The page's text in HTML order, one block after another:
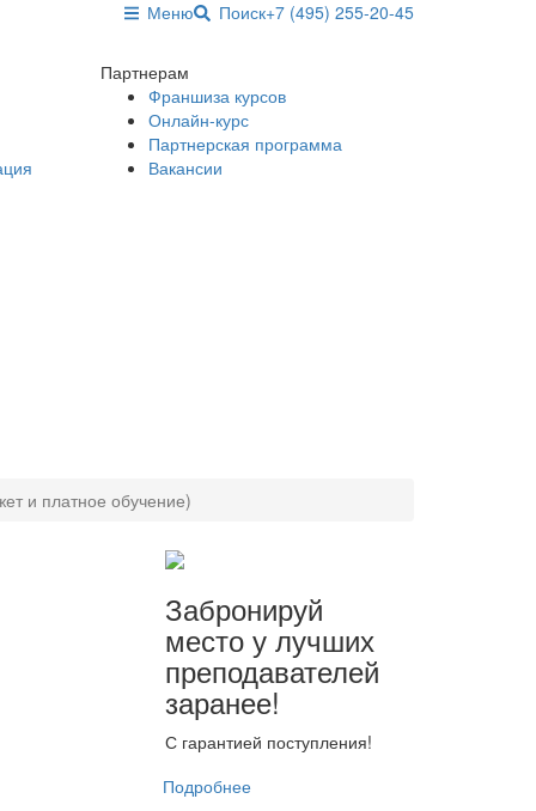
+7 (495) 255-20-45
Поиск
Меню
Партнерам
Франшиза курсов
Онлайн-курс
Партнерская программа
Вакансии
и платное обучение)
Забронируй
место у лучших
преподавателей
заранее!
С гарантией поступления!
Подробнее